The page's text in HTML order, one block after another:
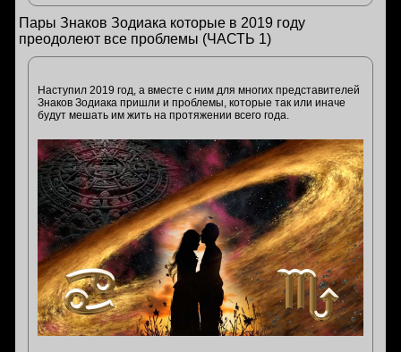
Пары Знаков Зодиака которые в 2019 году
преодолеют все проблемы (ЧАСТЬ 1)
Наступил 2019 год, а вместе с ним для многих представителей
Знаков Зодиака пришли и проблемы, которые так или иначе
будут мешать им жить на протяжении всего года.